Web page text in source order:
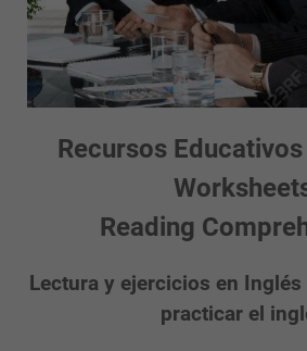
Recursos
Reading
Lectura y ejercicios en
practicar el